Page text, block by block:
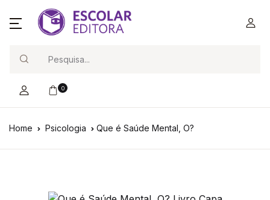
0
Home Psicologia Que é Saúde Mental, O?